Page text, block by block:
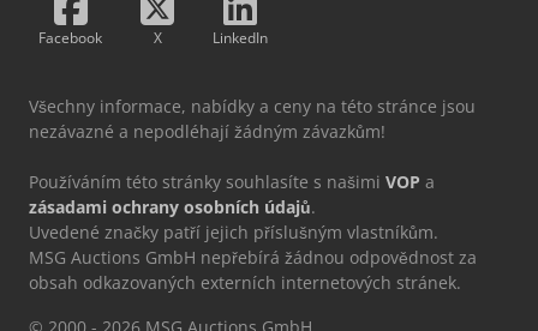
Facebook X LinkedIn
Všechny informace, nabídky a ceny na této stránce jsou
nezávazné a nepodléhají žádným závazkům!
Používáním této stránky souhlasíte s našimi VOP a
zásadami ochrany osobních údajů.
Uvedené značky patří jejich příslušným vlastníkům.
MSG Auctions GmbH nepřebírá žádnou odpovědnost za
obsah odkazovaných externích internetových stránek.